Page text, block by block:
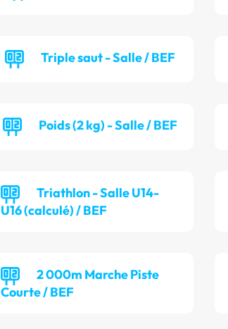
Triple saut - Salle / BEF
Poids (2 kg) - Salle / BEF
Triathlon - Salle U14-
U16 (calculé) / BEF
2 000m Marche Piste
Courte / BEF